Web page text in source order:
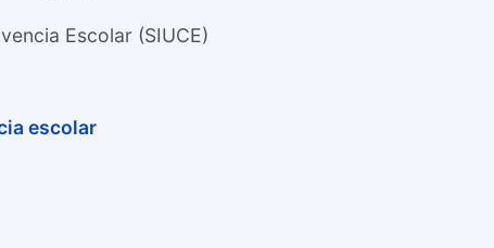
Escolar (SIUCE)
escolar